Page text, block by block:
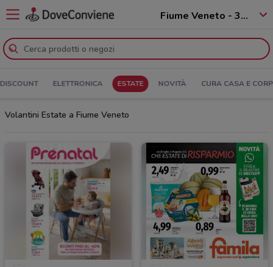
Fiume Veneto - 33080
DISCOUNT ELETTRONICA ESTATE NOVITÀ CURA CASA E
Volantini Estate a Fiume Veneto